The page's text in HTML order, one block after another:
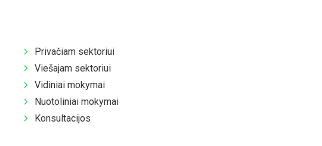
Privačiam sektoriui
Viešajam sektoriui
Vidiniai mokymai
Nuotoliniai mokymai
Konsultacijos